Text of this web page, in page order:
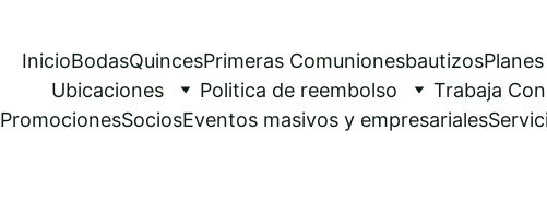
InicioBodasQuincesPrimeras Comunionesbautizos
Ubicaciones
Politica de reembolso Trabaja
PromocionesSociosEventos masivos y empresariales